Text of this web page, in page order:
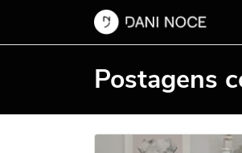
Postagens